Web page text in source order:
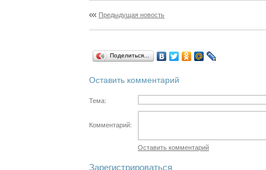
Предыдущая новость
Поделиться…
Оставить комментарий
Тема:
Комментарий:
Оставить комментарий
Зарегистрироваться